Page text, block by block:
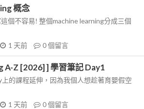
概念
個不容易! 整個machine learning分成三個
1 天前 0個留言
A-Z [2026] ] 學習筆記 Day1
的課程延伸，因為我個人想趁著育嬰假空
1 天前 0個留言